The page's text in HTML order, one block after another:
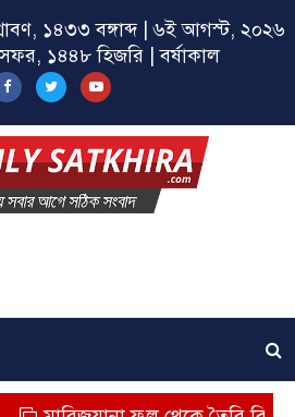
১৪৩৩ বঙ্গাব্দ | ৬ই আগস্ট, ২০২৬
সফর, ১৪৪৮ হিজরি | বর্ষাকাল